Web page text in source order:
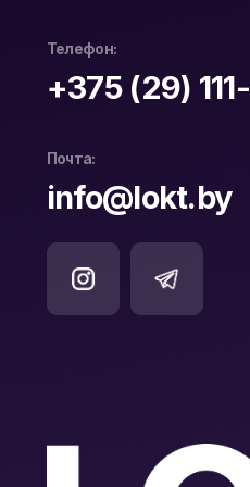
Официальный дистрибьютор
Hikvision и WD Purple в Беларуси